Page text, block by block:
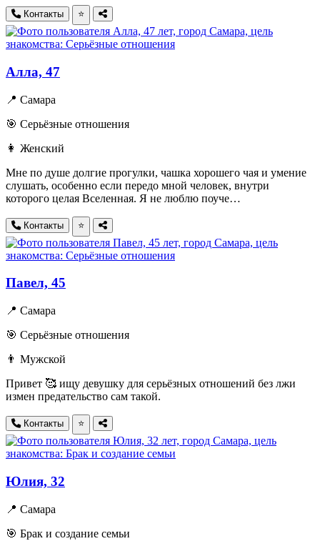
Контакты ⭐
Алла, 47
📍 Самара
🎯 Серьёзные отношения
👩 Женский
Мне по душе долгие прогулки, чашка хорошего чая и умение
слушать, особенно если передо мной человек, внутри
которого целая Вселенная. Я не люблю поуче…
Контакты ⭐
Павел, 45
📍 Самара
🎯 Серьёзные отношения
👨 Мужской
Привет 🥰 ищу девушку для серьёзных отношений без лжи
измен предательство сам такой.
Контакты ⭐
Юлия, 32
📍 Самара
🎯 Брак и создание семьи